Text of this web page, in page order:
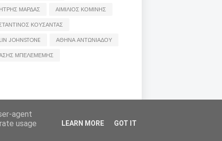
ΜΑΡΔΑΣ
ΑΙΜΙΛΙΟΣ ΚΟΜΙΝΗΣ
ΚΟΥΣΑΝΤΑΣ
JOHNSTONE
ΑΘΗΝΑ ΑΝΤΩΝΙΑΔΟΥ
ΜΠΕΛΕΜΕΜΗΣ
συντακτών τους και δε σημαίνει πως τα
e-mail
agent
usage
LEARN MORE GOT IT